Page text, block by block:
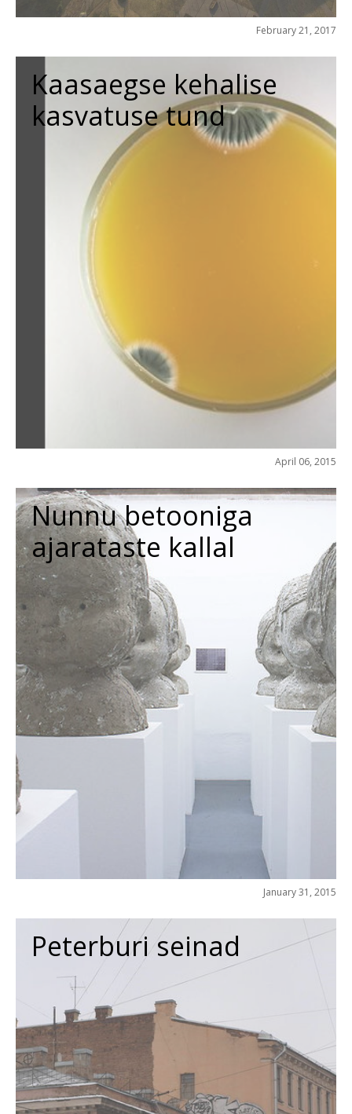
February 21, 2017
Kaasaegse kehalise
kasvatuse tund
April 06, 2015
Nunnu betooniga
ajarataste kallal
January 31, 2015
Peterburi seinad